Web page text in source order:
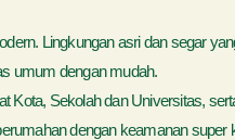
Lingkungan asri dan segar
umum dengan mudah.
Kota, Sekolah dan Universitas,
dengan keamanan super